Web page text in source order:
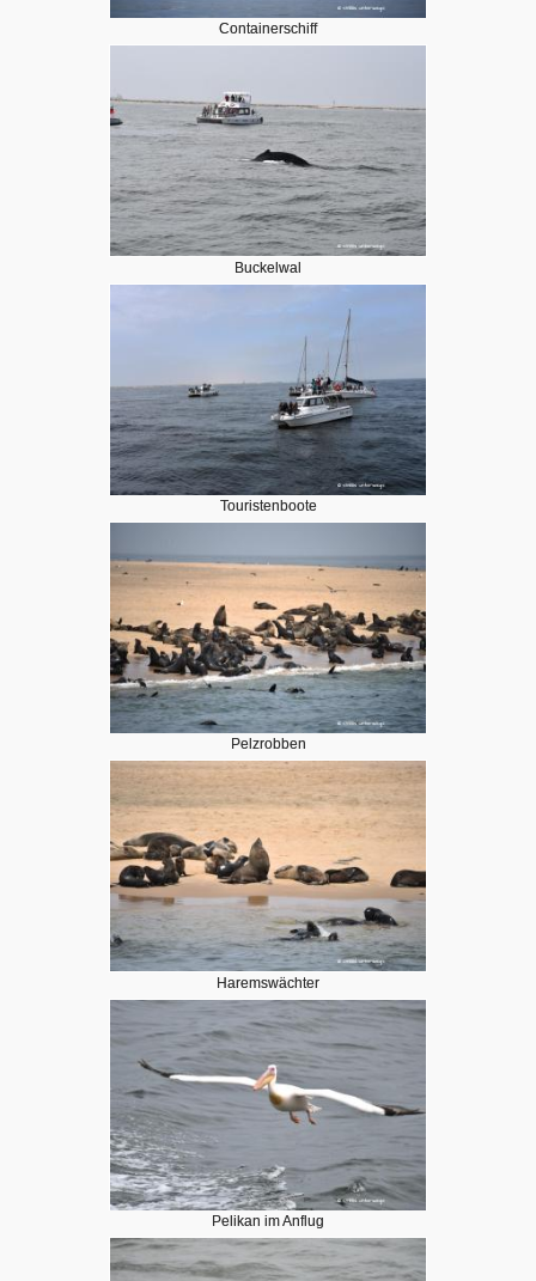
Containerschiff
Buckelwal
Touristenboote
Pelzrobben
Haremswächter
Pelikan im Anflug